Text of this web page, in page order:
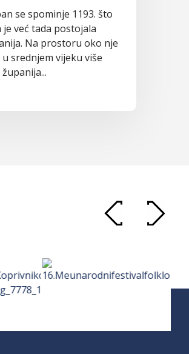
se spominje 1193. što
je već tada postojala
Na prostoru oko nje
srednjem vijeku više
županija...